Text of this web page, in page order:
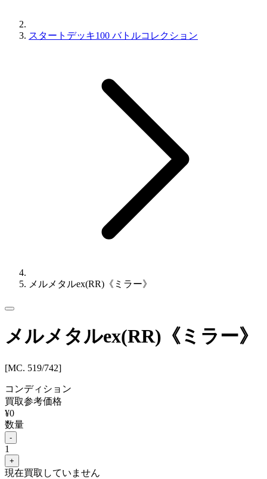
スタートデッキ100 バトルコレクション
メルメタルex(RR)《ミラー》
メルメタルex(RR)《ミラー》
[MC. 519/742]
コンディション
買取参考価格
¥0
数量
-
1
+
現在買取していません